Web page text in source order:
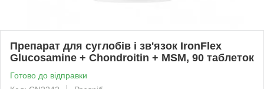
Препарат для суглобів і зв'язок IronFlex
Glucosamine + Chondroitin + MSM, 90 таблеток
Готово до відправки